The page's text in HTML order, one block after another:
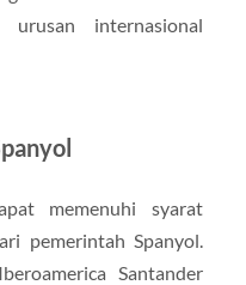
internasional
memenuhi syarat
pemerintah Spanyol.
Santander